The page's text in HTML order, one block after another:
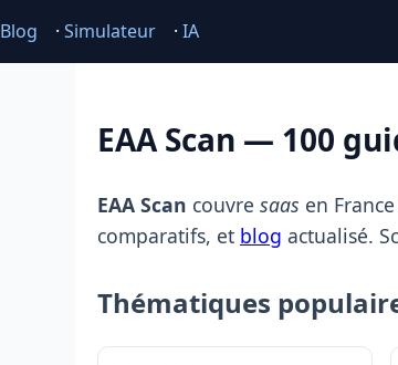
Blog · Simulateur · IA
EAA Scan — 100
EAA Scan couvre saas en
comparatifs, et blog actualisé.
Thématiques